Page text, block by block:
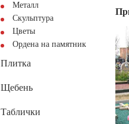
Металл
Скульптура
Цветы
Ордена на памятник
Плитка
Щебень
Таблички